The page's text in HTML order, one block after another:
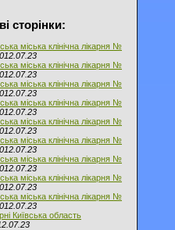
сторінки:
міська клінічна лікарня №
міська клінічна лікарня №
міська клінічна лікарня №
міська клінічна лікарня №
міська клінічна лікарня №
міська клінічна лікарня №
міська клінічна лікарня №
міська клінічна лікарня №
міська клінічна лікарня №
Київська область